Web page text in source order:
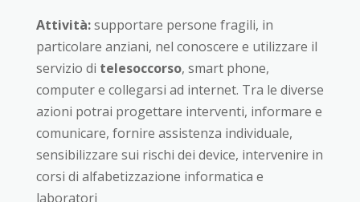
Attività:supportare persone fragili, in
particolare anziani, nel conoscere e utilizzare il
servizio di telesoccorso, smart phone,
computer e collegarsi ad internet. Tra le diverse
azioni potrai progettare interventi, informare e
comunicare, fornire assistenza individuale,
sensibilizzare sui rischi dei device, intervenire in
corsi di alfabetizzazione informatica e
laboratori